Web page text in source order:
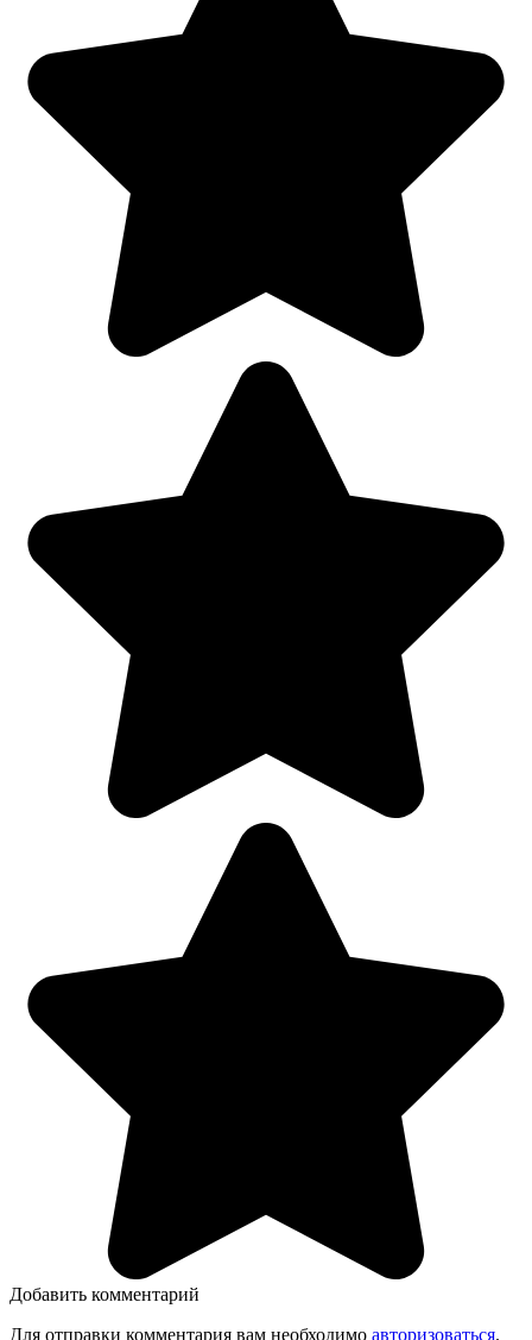
Добавить комментарий
Для отправки комментария вам необходимо авторизоваться.